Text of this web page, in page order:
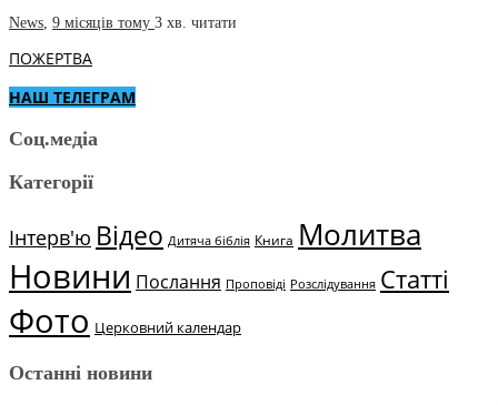
News 9 місяців тому 3 хв. читати
ПОЖЕРТВА
НАШ ТЕЛЕГРАМ
Соц.медіа
Категорії
Інтерв'ю Відео Дитяча біблія Книга Молитва
Новини Послання Проповіді Розслідування Статті
Фото Церковний календар
Останні новини